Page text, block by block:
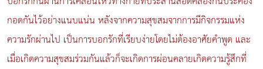
กอดกันไว้อย่างแนบแน่น หลังจากความสุขสมจากการมีกิจกรรมแห่ง
ความรักผ่านไป เป็นการบอกรักที่เรียบง่ายโดยไม่ต้องอาศัยคำพูด และ
เมื่อเกิดความสุขสมร่วมกันแล้วก็จะเกิดการผ่อนคลายเกิดความรู้สึกที่